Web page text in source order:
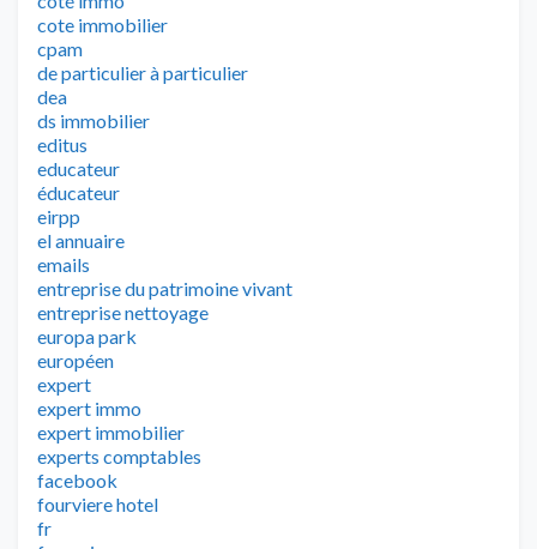
cote immobilier
cpam
de particulier à particulier
dea
ds immobilier
editus
educateur
éducateur
eirpp
el annuaire
emails
entreprise du patrimoine vivant
entreprise nettoyage
europa park
européen
expert
expert immo
expert immobilier
experts comptables
facebook
fourviere hotel
fr